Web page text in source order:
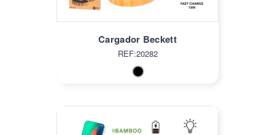
Cargador Beckett
REF:20282